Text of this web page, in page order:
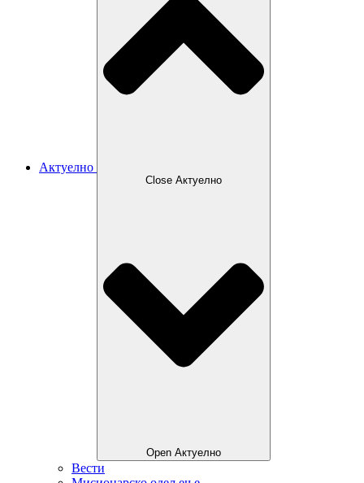
Актуелно
Close Актуелно
Open Актуелно
Вести